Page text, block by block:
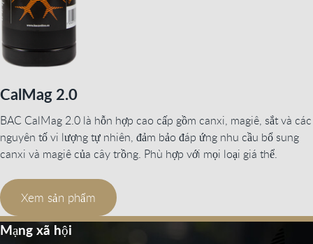
CalMag 2.0
BAC CalMag 2.0 là hỗn hợp cao cấp gồm canxi, magiê, sắt và các
nguyên tố vi lượng tự nhiên, đảm bảo đáp ứng nhu cầu bổ sung
canxi và magiê của cây trồng. Phù hợp với mọi loại giá thể.
Xem sản phẩm
Mạng xã hội